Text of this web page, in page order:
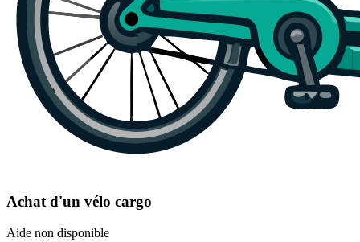
Achat d'un vélo cargo
Aide non disponible